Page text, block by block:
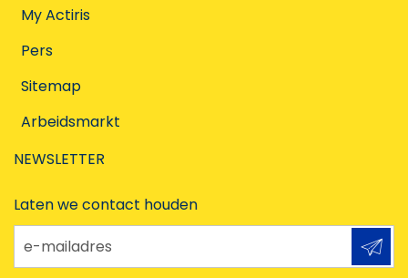
My Actiris
Pers
Sitemap
Arbeidsmarkt
NEWSLETTER
Laten we contact houden
e-mailadres